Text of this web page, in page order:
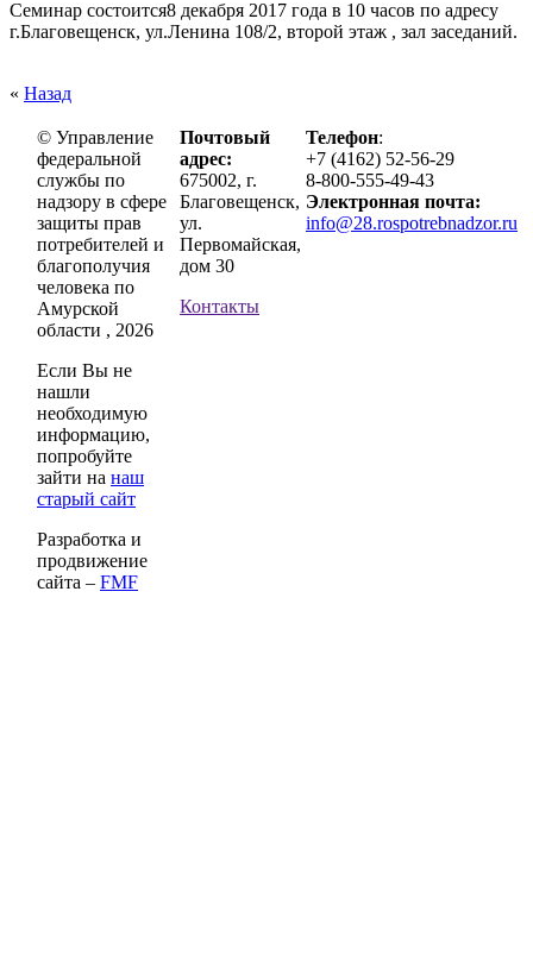
Семинар состоится8 декабря 2017 года в 10 часов по адресу
г.Благовещенск, ул.Ленина 108/2, второй этаж , зал заседаний.
« Назад
© Управление
федеральной
службы по
надзору в сфере
защиты прав
потребителей и
благополучия
человека по
Амурской
области , 2026
Если Вы не
нашли
необходимую
информацию,
попробуйте
зайти на наш
старый сайт
Разработка и
продвижение
сайта – FMF
Почтовый
адрес:
675002, г.
Благовещенск,
ул.
Первомайская,
дом 30
Контакты
Телефон:
+7 (4162) 52-56-29
8-800-555-49-43
Электронная почта:
info@28.rospotrebnadzor.ru